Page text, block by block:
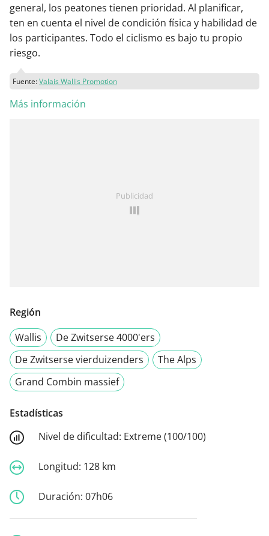
general, los peatones tienen prioridad. Al planificar,
ten en cuenta el nivel de condición física y habilidad de
los participantes. Todo el ciclismo es bajo tu propio
riesgo.
Fuente:Valais Wallis Promotion
Más información
Publicidad
Región
Wallis
De Zwitserse 4000'ers
De Zwitserse vierduizenders
The Alps
Grand Combin massief
Estadísticas
Nivel de dificultad: Extreme (100/100)
Longitud: 128 km
Duración: 07h06